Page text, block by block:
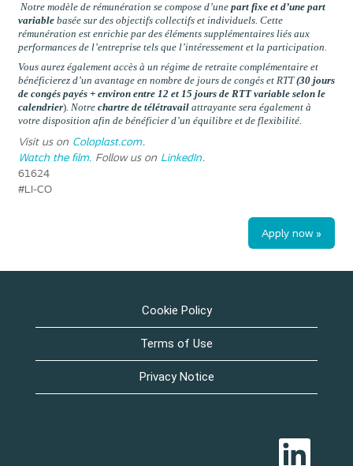
Notre modèle de rémunération se compose d’une part fixe et d’une part
variable basée sur des objectifs collectifs et individuels. Cette
rémunération est enrichie par des éléments supplémentaires liés aux
performances de l’entreprise tels que l’intéressement et la participation.
Vous aurez également accès à un régime de retraite complémentaire et
bénéficierez d’un avantage en nombre de jours de congés et RTT (30 jours
de congés payés + environ entre 12 et 15 jours de RTT variable selon le
calendrier). Notre chartre de télétravail attrayante sera également à
votre disposition afin de bénéficier d’un équilibre et de flexibilité.
Visit us on Coloplast.com.
Watch the film. Follow us on LinkedIn.
61624
#LI-CO
Apply now »
Cookie Policy
Terms of Use
Privacy Notice
O